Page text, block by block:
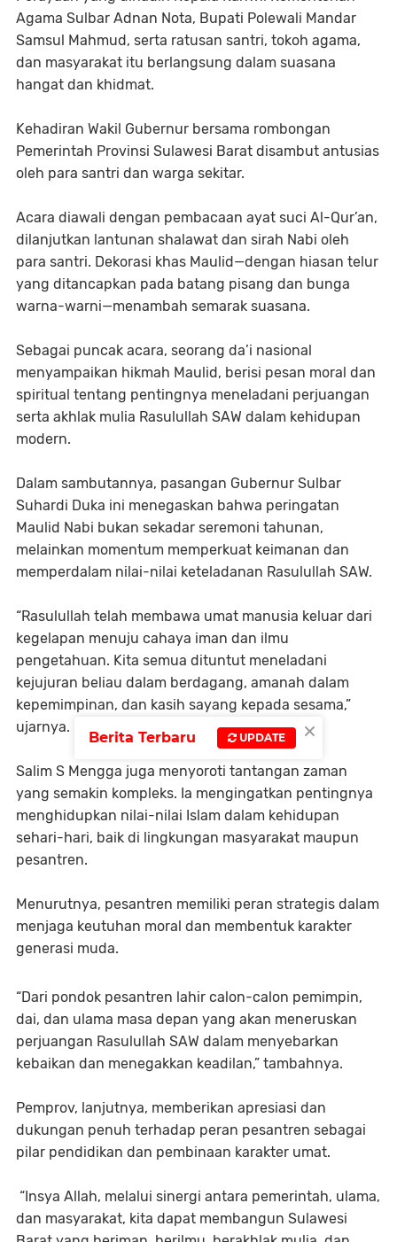
Agama Sulbar Adnan Nota, Bupati Polewali Mandar
Samsul Mahmud, serta ratusan santri, tokoh agama,
dan masyarakat itu berlangsung dalam suasana
hangat dan khidmat.
Kehadiran Wakil Gubernur bersama rombongan
Pemerintah Provinsi Sulawesi Barat disambut antusias
oleh para santri dan warga sekitar.
Acara diawali dengan pembacaan ayat suci Al-Qur’an,
dilanjutkan lantunan shalawat dan sirah Nabi oleh
para santri. Dekorasi khas Maulid—dengan hiasan telur
yang ditancapkan pada batang pisang dan bunga
warna-warni—menambah semarak suasana.
Sebagai puncak acara, seorang da’i nasional
menyampaikan hikmah Maulid, berisi pesan moral dan
spiritual tentang pentingnya meneladani perjuangan
serta akhlak mulia Rasulullah SAW dalam kehidupan
modern.
Dalam sambutannya, pasangan Gubernur Sulbar
Suhardi Duka ini menegaskan bahwa peringatan
Maulid Nabi bukan sekadar seremoni tahunan,
melainkan momentum memperkuat keimanan dan
memperdalam nilai-nilai keteladanan Rasulullah SAW.
“Rasulullah telah membawa umat manusia keluar dari
kegelapan menuju cahaya iman dan ilmu
pengetahuan. Kita semua dituntut meneladani
kejujuran beliau dalam berdagang, amanah dalam
kepemimpinan, dan kasih sayang kepada sesama,”
ujarnya.
Salim S Mengga juga menyoroti tantangan zaman
yang semakin kompleks. Ia mengingatkan pentingnya
menghidupkan nilai-nilai Islam dalam kehidupan
sehari-hari, baik di lingkungan masyarakat maupun
pesantren.
Menurutnya, pesantren memiliki peran strategis dalam
menjaga keutuhan moral dan membentuk karakter
generasi muda.
“Dari pondok pesantren lahir calon-calon pemimpin,
dai, dan ulama masa depan yang akan meneruskan
perjuangan Rasulullah SAW dalam menyebarkan
kebaikan dan menegakkan keadilan,” tambahnya.
Pemprov, lanjutnya, memberikan apresiasi dan
dukungan penuh terhadap peran pesantren sebagai
pilar pendidikan dan pembinaan karakter umat.
“Insya Allah, melalui sinergi antara pemerintah, ulama,
dan masyarakat, kita dapat membangun Sulawesi
×
Berita Terbaru UPDATE